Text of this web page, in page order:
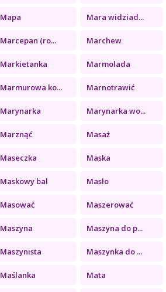
Mapa Mara widziad...
Marcepan (ro... Marchew
Markietanka Marmolada
Marmurowa ko... Marnotrawić
Marynarka Marynarka wo...
Marznąć Masaż
Maseczka Maska
Maskowy bal Masło
Masować Maszerować
Maszyna Maszyna do p...
Maszynista Maszynka do ...
Maślanka Mata